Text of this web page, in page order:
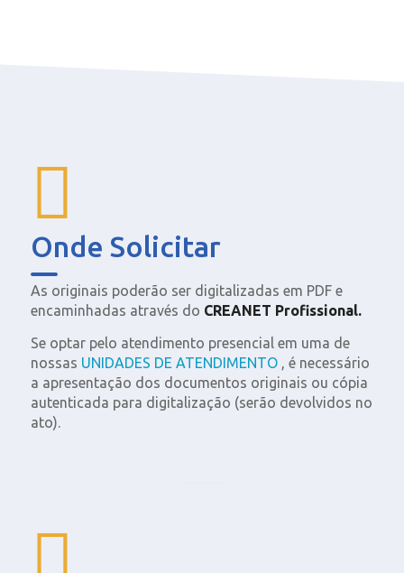
Onde Solicitar
As originais poderão ser digitalizadas em PDF e
encaminhadas através do CREANET Profissional.
Se optar pelo atendimento presencial em uma de
nossas UNIDADES DE ATENDIMENTO, é necessário
a apresentação dos documentos originais ou cópia
autenticada para digitalização (serão devolvidos no
ato).